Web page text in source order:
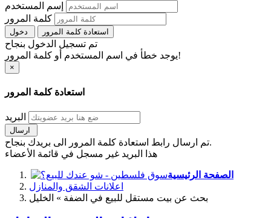
إسم المستخدم
كلمة المرور
استعادة كلمة المرور
تم تسجيل الدخول بنجاح
يوجد خطأ في اسم المستخدم أو كلمة المرور!
×
استعادة كلمة المرور
البريد
تم ارسال رابط استعادة كلمة المرور الى بريدك بنجاح.
هذا البريد غير مسجل في قائمة الأعضاء
الصفحة الرئيسية
اعلانات الشقق والمنازل
بحث عن بيت مستقل للبيع في الضفة » الخليل